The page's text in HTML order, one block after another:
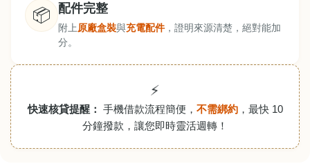
📦 配件完整
附上原廠盒裝與充電配件，證明來源清楚，絕對能加
分。
⚡
快速核貸提醒： 手機借款流程簡便， 不需綁約，最快 10
分鐘撥款，讓您即時靈活週轉！